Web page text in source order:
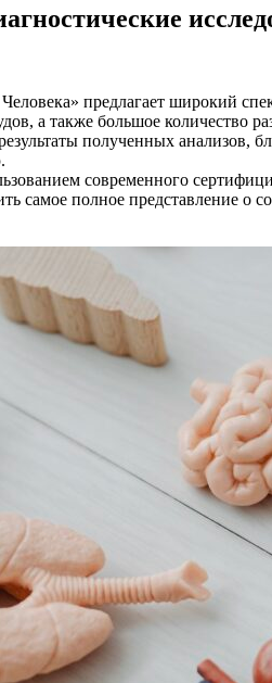
предлагает широкий
а также большое количество
полученных анализов,
современного
полное представление о